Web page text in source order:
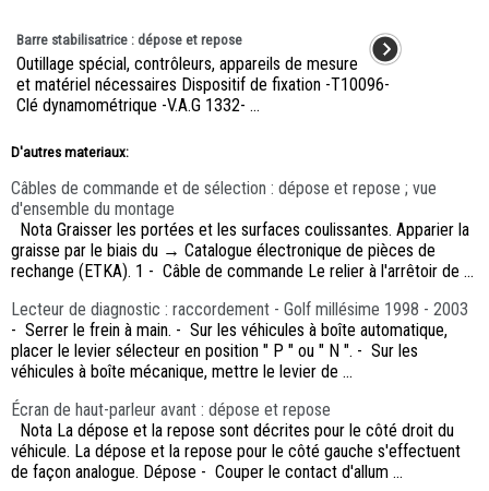
Barre stabilisatrice : dépose et repose
Outillage spécial, contrôleurs, appareils de mesure
et matériel nécessaires Dispositif de fixation -T10096-
Clé dynamométrique -V.A.G 1332- ...
D'autres materiaux:
Câbles de commande et de sélection : dépose et repose ; vue
d'ensemble du montage
Nota Graisser les portées et les surfaces coulissantes. Apparier la
graisse par le biais du → Catalogue électronique de pièces de
rechange (ETKA). 1 - Câble de commande Le relier à l'arrêtoir de ...
Lecteur de diagnostic : raccordement - Golf millésime 1998 - 2003
- Serrer le frein à main. - Sur les véhicules à boîte automatique,
placer le levier sélecteur en position " P " ou " N ". - Sur les
véhicules à boîte mécanique, mettre le levier de ...
Écran de haut-parleur avant : dépose et repose
Nota La dépose et la repose sont décrites pour le côté droit du
véhicule. La dépose et la repose pour le côté gauche s'effectuent
de façon analogue. Dépose - Couper le contact d'allum ...